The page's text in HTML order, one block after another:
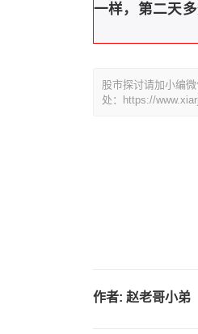
一样，第二天
股市探讨请加小编
处：https://
作者: 赵老哥小弟